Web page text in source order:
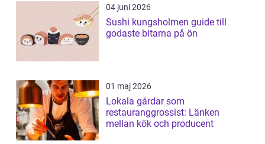
04 juni 2026
Sushi kungsholmen guide till
godaste bitarna på ön
01 maj 2026
Lokala gårdar som
restauranggrossist: Länken
mellan kök och producent